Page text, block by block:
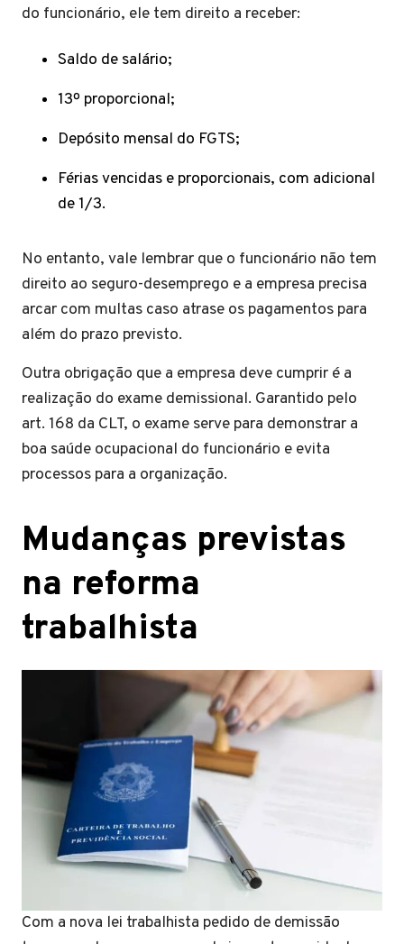
do funcionário, ele tem direito a receber:
Saldo de salário;
13º proporcional;
Depósito mensal do FGTS;
Férias vencidas e proporcionais, com adicional
de 1/3.
No entanto, vale lembrar que o funcionário não tem
direito ao seguro-desemprego e a empresa precisa
arcar com multas caso atrase os pagamentos para
além do prazo previsto.
Outra obrigação que a empresa deve cumprir é a
realização do exame demissional. Garantido pelo
art. 168 da CLT, o exame serve para demonstrar a
boa saúde ocupacional do funcionário e evita
processos para a organização.
Mudanças previstas
na reforma
trabalhista
Com a nova lei trabalhista pedido de demissão